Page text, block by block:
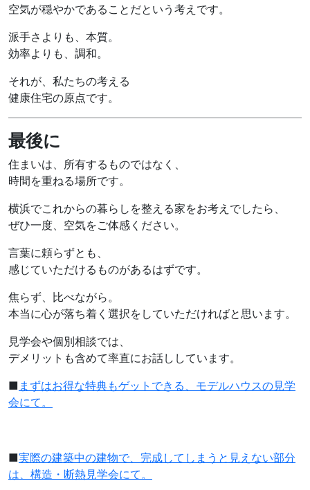
空気が穏やかであることだという考えです。
派手さよりも、本質。
効率よりも、調和。
それが、私たちの考える
健康住宅の原点です。
最後に
住まいは、所有するものではなく、
時間を重ねる場所です。
横浜でこれからの暮らしを整える家をお考えでしたら、
ぜひ一度、空気をご体感ください。
言葉に頼らずとも、
感じていただけるものがあるはずです。
焦らず、比べながら。
本当に心が落ち着く選択をしていただければと思います。
見学会や個別相談では、
デメリットも含めて率直にお話ししています。
■まずはお得な特典もゲットできる、モデルハウスの見学
会にて。
■実際の建築中の建物で、完成してしまうと見えない部分
は、構造・断熱見学会にて。